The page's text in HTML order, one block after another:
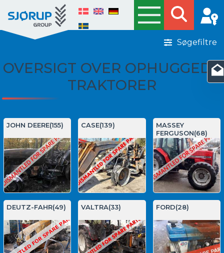
Søgefiltre
OVERSIGT OVER OPHUGGEDE
TRAKTORER
JOHN DEERE(155) CASE(139)
MASSEY
FERGUSON(68)
DEUTZ-FAHR(49) VALTRA(33) FORD(28)